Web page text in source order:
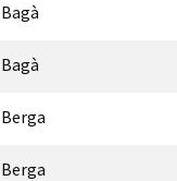
Bagà
Bagà
Berga
Berga